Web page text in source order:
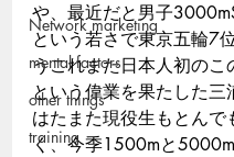
Network marketing
mental factors
other things
training
や、最近だと男子
という若さで東京五輪7
うこれまた日本人初のこ
という偉業を果たした三
はたまた現役生もとんで
く、今季1500mと